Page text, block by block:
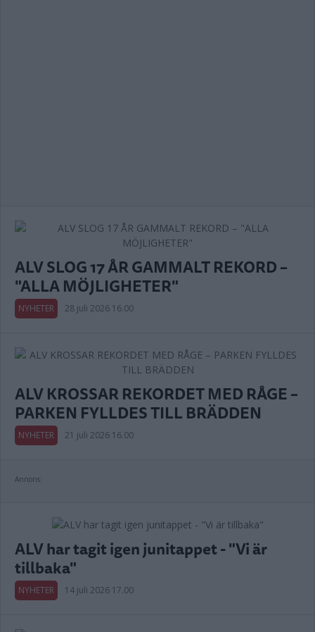
ALV SLOG 17 ÅR GAMMALT REKORD –
"ALLA MÖJLIGHETER"
NYHETER 28 juli 2026 16.00
ALV KROSSAR REKORDET MED RÅGE –
PARKEN FYLLDES TILL BRÄDDEN
NYHETER 21 juli 2026 16.00
Annons:
ALV har tagit igen junitappet - "Vi är
tillbaka"
NYHETER 14 juli 2026 17.00